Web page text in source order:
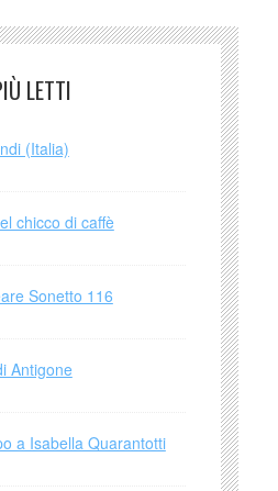
LETTI
(Italia)
chicco di caffè
Sonetto 116
Antigone
a Isabella Quarantotti